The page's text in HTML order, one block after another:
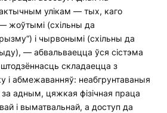
улікам — тых, каго
жоўтымі (схільны да
і чырвонымі (схільны да
— абвальваецца ўся сістэма
штодзённасць складаецца з
і абмежаванняў: неабгрунтаваныя
за адным, цяжкая фізічная праца
і выматвальнай, а доступ да